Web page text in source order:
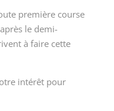
première course
le demi-
à faire cette
intérêt pour